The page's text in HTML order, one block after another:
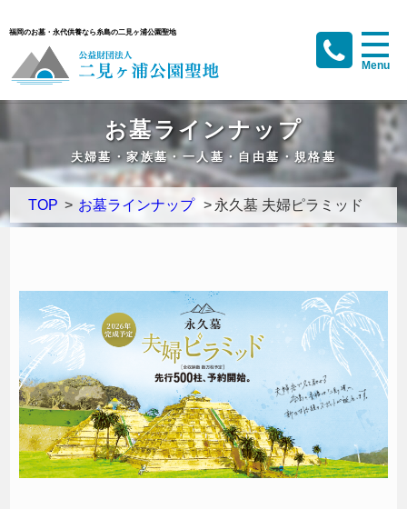
福岡のお墓・永代供養なら糸島の二見ヶ浦公園聖地
お墓ラインナップ
夫婦墓・家族墓・一人墓・自由墓・規格墓
TOP > お墓ラインナップ > 永久墓 夫婦ピラミッド